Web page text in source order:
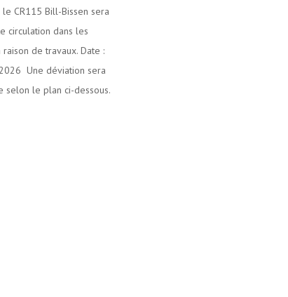
CR115 Bill-Bissen sera
circulation dans les
de travaux. Date :
Une déviation sera
selon le plan ci-dessous.